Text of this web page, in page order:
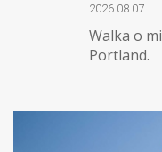
2026.08.07
Walka o
Portland.